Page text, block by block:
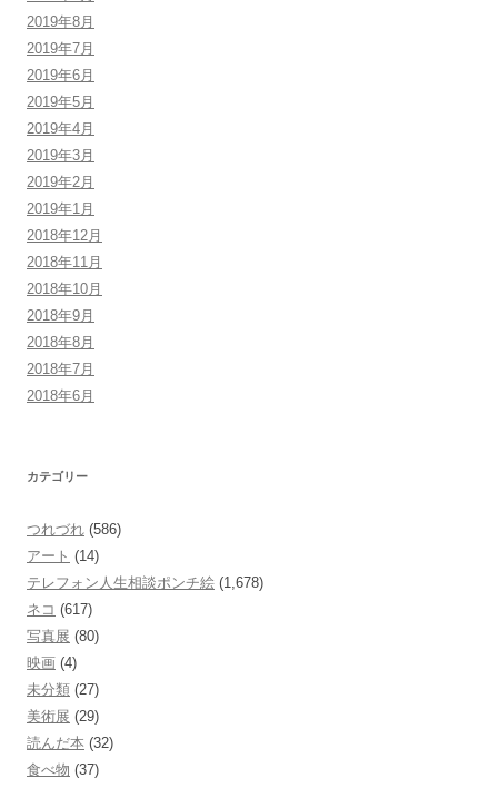
2019年8月
2019年7月
2019年6月
2019年5月
2019年4月
2019年3月
2019年2月
2019年1月
2018年12月
2018年11月
2018年10月
2018年9月
2018年8月
2018年7月
2018年6月
カテゴリー
つれづれ (586)
アート (14)
テレフォン人生相談ポンチ絵 (1,678)
ネコ (617)
写真展 (80)
映画 (4)
未分類 (27)
美術展 (29)
読んだ本 (32)
食べ物 (37)